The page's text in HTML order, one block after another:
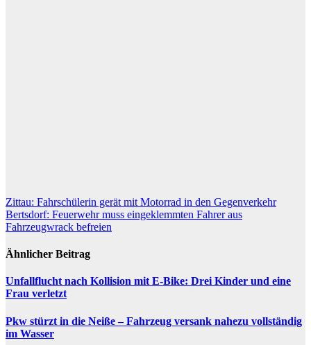
Beitragsnavigation
Zittau: Fahrschülerin gerät mit Motorrad in den Gegenverkehr
Bertsdorf: Feuerwehr muss eingeklemmten Fahrer aus
Fahrzeugwrack befreien
Ähnlicher Beitrag
Unfallflucht nach Kollision mit E-Bike: Drei Kinder und eine
Frau verletzt
Pkw stürzt in die Neiße – Fahrzeug versank nahezu vollständig
im Wasser